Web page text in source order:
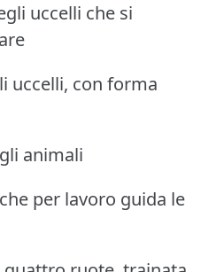
uccelli che si
uccelli, con forma
animali
per lavoro guida le